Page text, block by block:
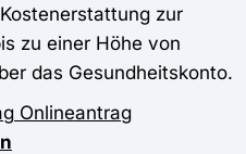
zur
zu einer Höhe von
das Gesundheitskonto.
Onlineantrag